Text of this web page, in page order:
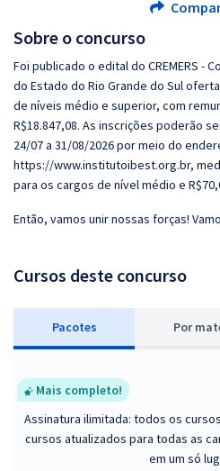
Sobre o concurso
Foi publicado o edital do CREMERS -
do Estado do Rio Grande do Sul
de níveis médio e superior, com
R$18.847,08. As inscrições poderão
24/07 a 31/08/2026 por meio do
https://www.institutoibest.org.br,
para os cargos de nível médio e
Então, vamos unir nossas forças!
Cursos deste concurso
Pacotes Por
Mais completo!
Assinatura ilimitada: todos os
cursos atualizados para todas as
em um só